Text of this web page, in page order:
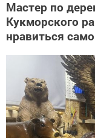
Мастер по
Кукморского
нравиться